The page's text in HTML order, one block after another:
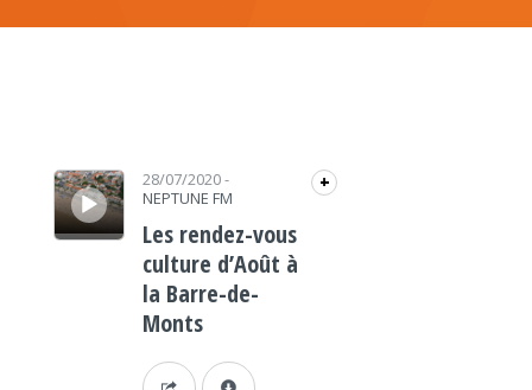
Lecteur audio 28/07/2020-
NEPTUNE FM
+
Les rendez-vous
culture d’Août à
la Barre-de-
Monts